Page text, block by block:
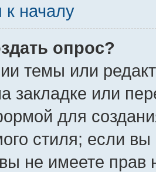
к началу
опрос?
темы или
закладке или
для
стиля; если
не имеете прав